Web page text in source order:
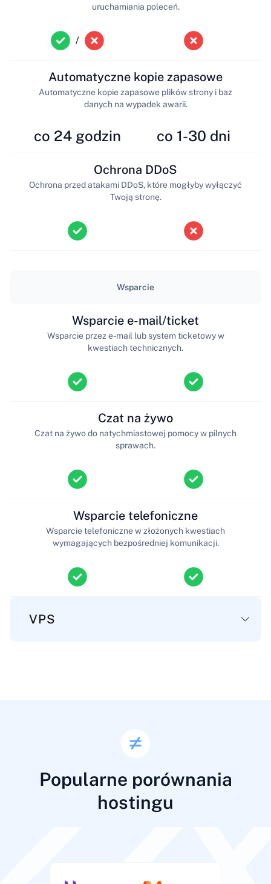
/
uruchamiania poleceń.
co 24 godzin
Automatyczne kopie zapasowe
Automatyczne kopie zapasowe plików strony i baz
danych na wypadek awarii.
co 1-30 dni
Ochrona DDoS
Ochrona przed atakami DDoS, które mogłyby wyłączyć
Twoją stronę.
Wsparcie
Wsparcie e-mail/ticket
Wsparcie przez e-mail lub system ticketowy w
kwestiach technicznych.
Czat na żywo
Czat na żywo do natychmiastowej pomocy w pilnych
sprawach.
Wsparcie telefoniczne
Wsparcie telefoniczne w złożonych kwestiach
wymagających bezpośredniej komunikacji.
VPS
Transfer danych
Miesięczny limit transferu danych dla ruchu serwera.
Popularne porównania
hostingu